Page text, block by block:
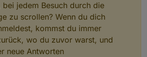
bei jedem Besuch durch die
zu scrollen? Wenn du dich
kommst du immer
wo du zuvor warst, und
neue Antworten